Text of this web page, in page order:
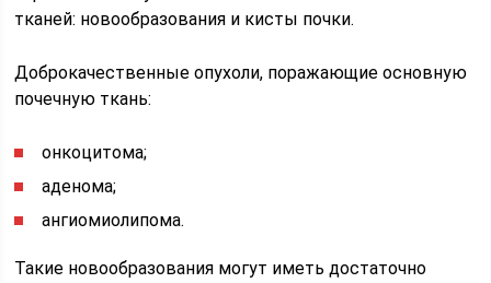
тканей: новообразования и кисты почки.
Доброкачественные опухоли, поражающие основную
почечную ткань:
онкоцитома;
аденома;
ангиомиолипома.
Такие новообразования могут иметь достаточно